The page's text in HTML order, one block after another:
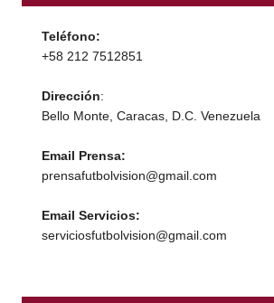
Teléfono:
+58 212 7512851
Dirección:
Bello Monte, Caracas, D.C. Venezuela
Email Prensa:
prensafutbolvision@gmail.com
Email Servicios:
serviciosfutbolvision@gmail.com